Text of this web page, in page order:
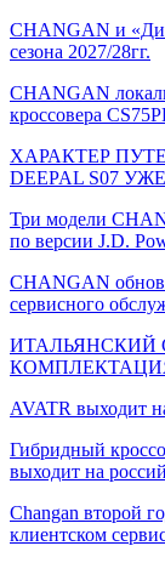
CHANGAN и
сезона 2027/28гг.
CHANGAN
кроссовера
ХАРАКТЕР
DEEPAL S07
Три модели
по версии J.D.
CHANGAN
сервисного
ИТАЛЬЯНСКИЙ
AVATR выходит
Гибридный
выходит на
Changan второй
клиентском